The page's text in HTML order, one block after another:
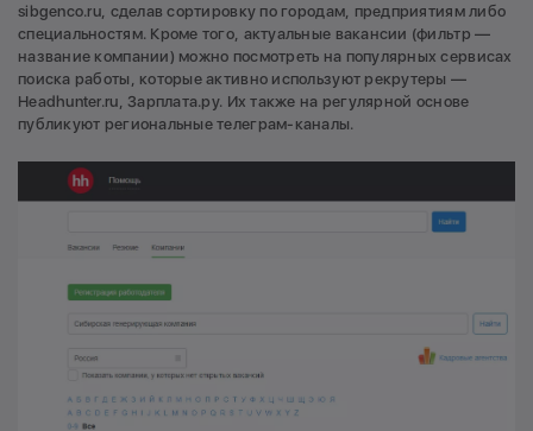
sibgenco.ru, сделав сортировку по городам, предприятиям либо
специальностям. Кроме того, актуальные вакансии (фильтр —
название компании) можно посмотреть на популярных сервисах
поиска работы, которые активно используют рекрутеры —
Headhunter.ru, Зарплата.ру. Их также на регулярной основе
публикуют региональные телеграм-каналы.